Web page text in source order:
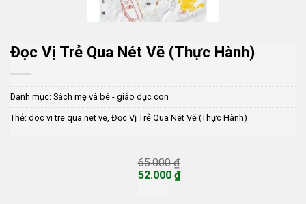
Đọc Vị Trẻ Qua Nét Vẽ (Thực Hành)
Danh mục: Sách mẹ và bé - giáo dục con
Thẻ: doc vi tre qua net ve, Đọc Vị Trẻ Qua Nét Vẽ (Thực Hành)
65.000₫
Giá
52.000 ₫